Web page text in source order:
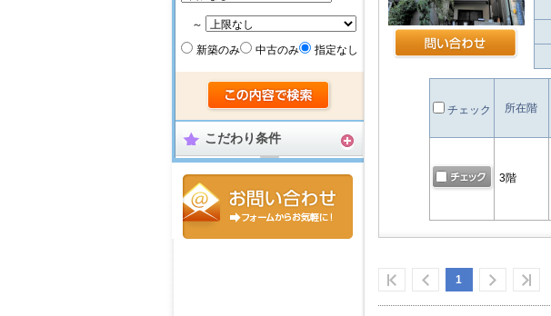
～
新築のみ
中古のみ 指定なし
こだわり条件
チェック 所在階
3階
1